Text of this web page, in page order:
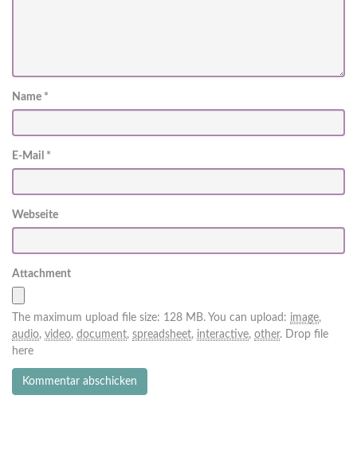
Name *
E-Mail *
Webseite
Attachment
The maximum upload file size: 128 MB. You can upload: image,
audio, video, document, spreadsheet, interactive, other. Drop file
here